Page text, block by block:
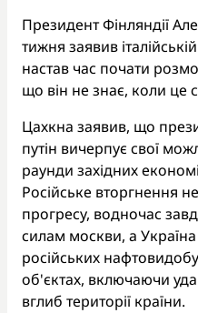
Президент Фінляндії
тижня заявив
настав час почати
що він не знає, коли це
Цахкна заявив, що
путін вичерпує свої
раунди західних
Російське вторгнення
прогресу, водночас
силам москви, а
російських
об'єктах, включаючи
вглиб території країни.